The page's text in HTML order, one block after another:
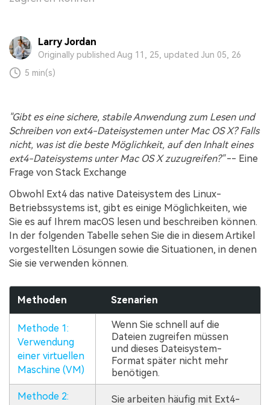
Larry Jordan
Originally published Aug 11, 25, updated Jun 05, 26
5 min(s)
"Gibt es eine sichere, stabile Anwendung zum Lesen und
Schreiben von ext4-Dateisystemen unter Mac OS X? Falls
nicht, was ist die beste Möglichkeit, auf den Inhalt eines
ext4-Dateisystems unter Mac OS X zuzugreifen?"-- Eine
Frage von Stack Exchange
Obwohl Ext4 das native Dateisystem des Linux-
Betriebssystems ist, gibt es einige Möglichkeiten, wie
Sie es auf Ihrem macOS lesen und beschreiben können.
In der folgenden Tabelle sehen Sie die in diesem Artikel
vorgestellten Lösungen sowie die Situationen, in denen
Sie sie verwenden können.
Methoden Szenarien
Methode 1:
Verwendung
einer virtuellen
Maschine (VM)
Wenn Sie schnell auf die
Dateien zugreifen müssen
und dieses Dateisystem-
Format später nicht mehr
benötigen.
Methode 2:
Sie arbeiten häufig mit Ext4-